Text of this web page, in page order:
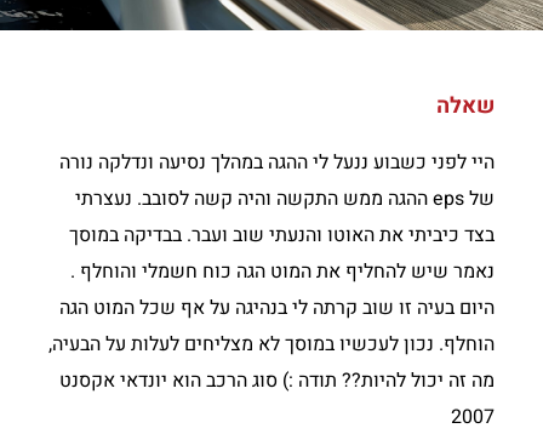
שאלה
היי לפני כשבוע ננעל לי ההגה במהלך נסיעה ונדלקה נורה
של eps ההגה ממש התקשה והיה קשה לסובב. נעצרתי
בצד כיביתי את האוטו והנעתי שוב ועבר. בבדיקה במוסך
נאמר שיש להחליף את המוט הגה כוח חשמלי והוחלף .
היום בעיה זו שוב קרתה לי בנהיגה על אף שכל המוט הגה
הוחלף. נכון לעכשיו במוסך לא מצליחים לעלות על הבעיה,
מה זה יכול להיות?? תודה :) סוג הרכב הוא יונדאי אקסנט
2007